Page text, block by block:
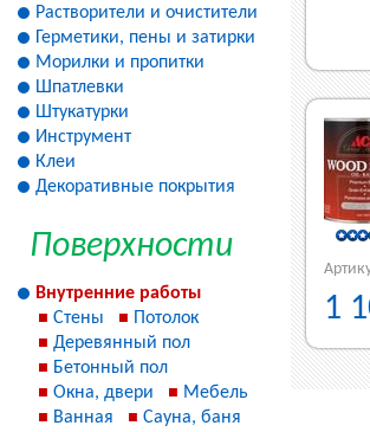
Растворители и очистители
Герметики, пены и затирки
Морилки и пропитки
Шпатлевки
Штукатурки
Инструмент
Клеи
Декоративные покрытия
Поверхности
Внутренние работы
Стены
Потолок
Деревянный пол
Бетонный пол
Окна, двери
Мебель
Ванная
Сауна, баня
1